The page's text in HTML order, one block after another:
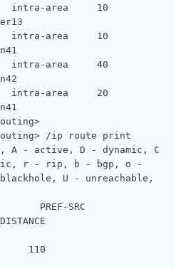
intra-area     10
intra-area     10
intra-area     40
intra-area     20
routing> /ip route print
A - active, D - dynamic, C
r - rip, b - bgp, o -
U - unreachable,
PREF-SRC